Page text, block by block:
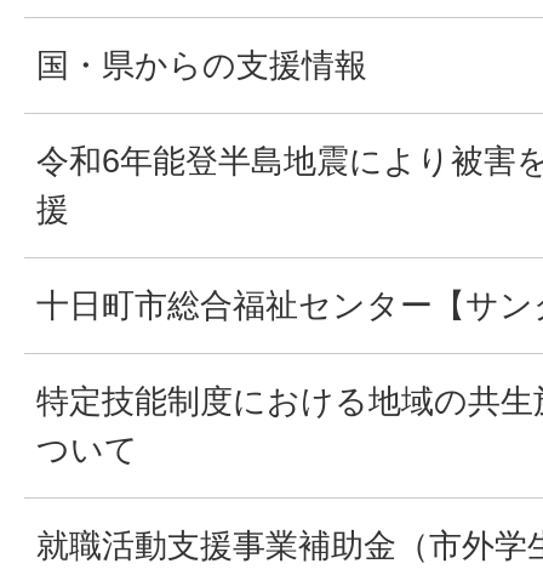
国・県からの支援情報
令和6年能登半島地震により被害
援
十日町市総合福祉センター【サ
特定技能制度における地域の共
ついて
就職活動支援事業補助金（市外学